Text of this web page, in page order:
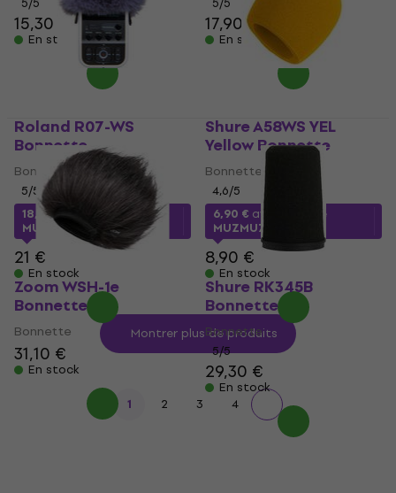
15,30 €
En stock
17,90 €18,30 €
En stock
Roland R07-WS
Bonnette
Bonnette
5/5
18,70 € avec le code
MUZMUZ-10
21 €
En stock
Shure A58WS YEL
Yellow Bonnette
Bonnette
4,6/5
6,90 € avec le code
MUZMUZ-20
8,90 €
En stock
Zoom WSH-1e
Bonnette
Bonnette
31,10 €
En stock
Shure RK345B
Bonnette
Bonnette
5/5
29,30 €
En stock
Montrer plus de produits
1 2 3 4